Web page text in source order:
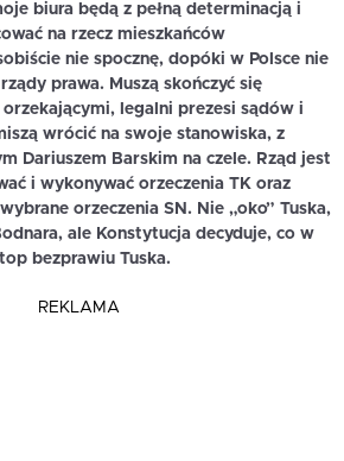
biura będą z pełną determinacją i
na rzecz mieszkańców
nie spocznę, dopóki w Polsce nie
prawa. Muszą skończyć się
orzekającymi, legalni prezesi sądów i
wrócić na swoje stanowiska, z
Dariuszem Barskim na czele. Rząd jest
i wykonywać orzeczenia TK oraz
orzeczenia SN. Nie „oko” Tuska,
ale Konstytucja decyduje, co w
bezprawiu Tuska.
REKLAMA